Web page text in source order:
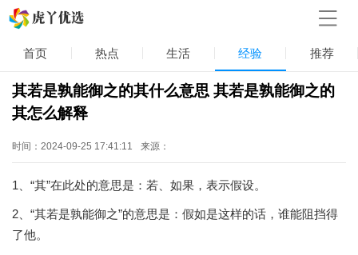
首页 热点 生活 经验 推荐
其若是孰能御之的其什么意思 其若是孰能御之的
其怎么解释
时间：2024-09-25 17:41:11 来源：
1、“其”在此处的意思是：若、如果，表示假设。
2、“其若是孰能御之”的意思是：假如是这样的话，谁能阻挡得
了他。